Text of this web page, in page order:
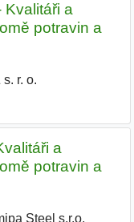
Kvalitáři a
potravin a
r. o.
a
potravin a
Steel s.r.o.